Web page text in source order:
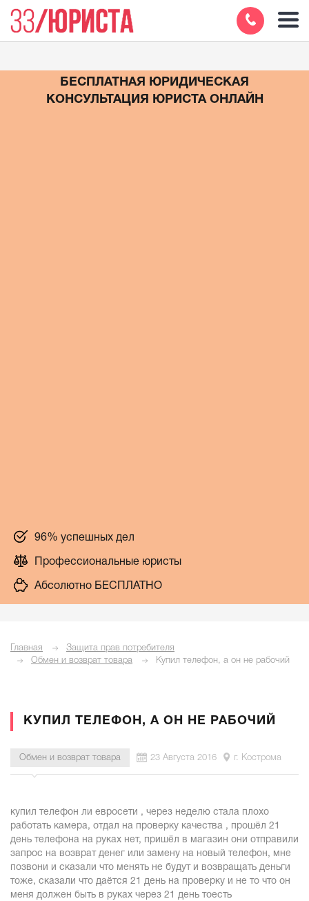
БЕСПЛАТНАЯ ЮРИДИЧЕСКАЯ
КОНСУЛЬТАЦИЯ ЮРИСТА ОНЛАЙН
96% успешных дел
Профессиональные юристы
Абсолютно БЕСПЛАТНО
Главная
Защита прав потребителя
Обмен и возврат товара
Купил телефон, а он не рабочий
КУПИЛ ТЕЛЕФОН, А ОН НЕ РАБОЧИЙ
Обмен и возврат товара 23 Августа 2016 г. Кострома
купил телефон ли евросети , через неделю стала плохо
работать камера, отдал на проверку качества , прошёл 21
день телефона на руках нет, пришёл в магазин они отправили
запрос на возврат денег или замену на новый телефон, мне
позвони и сказали что менять не будут и возвращать деньги
тоже, сказали что даётся 21 день на проверку и не то что он
меня должен быть в руках через 21 день тоесть